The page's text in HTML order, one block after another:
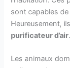
sont capables de
Heureusement,
purificateur d’air.
Les animaux